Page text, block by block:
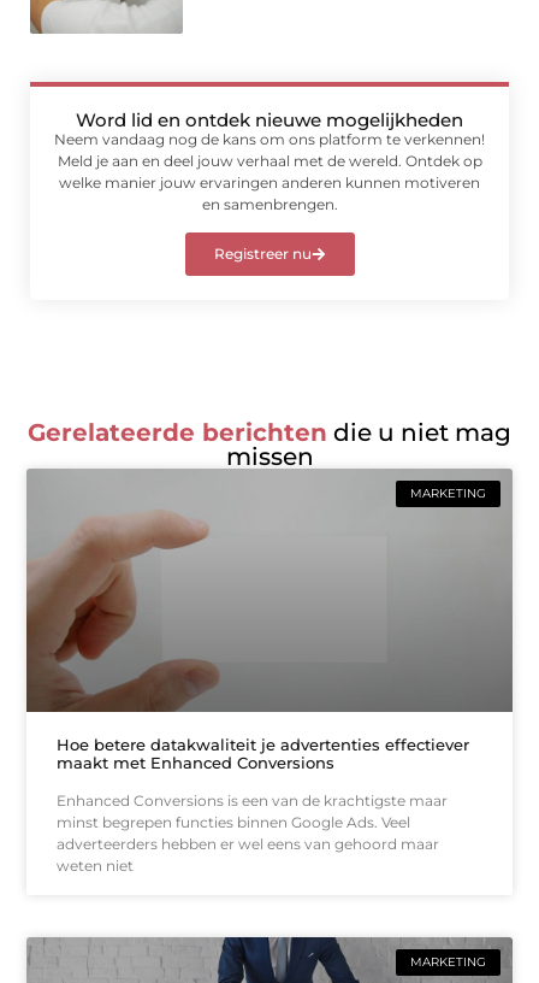
Word lid en ontdek nieuwe mogelijkheden
Neem vandaag nog de kans om ons platform te verkennen!
Meld je aan en deel jouw verhaal met de wereld. Ontdek op
welke manier jouw ervaringen anderen kunnen motiveren
en samenbrengen.
Registreer nu
Gerelateerde berichten die u niet mag
missen
MARKETING
Hoe betere datakwaliteit je advertenties effectiever
maakt met Enhanced Conversions
Enhanced Conversions is een van de krachtigste maar
minst begrepen functies binnen Google Ads. Veel
adverteerders hebben er wel eens van gehoord maar
weten niet
MARKETING